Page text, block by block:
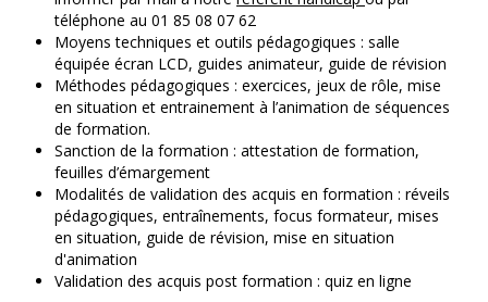
téléphone au 01 85 08 07 62
Moyens techniques et outils pédagogiques : salle
équipée écran LCD, guides animateur, guide de révision
Méthodes pédagogiques : exercices, jeux de rôle, mise
en situation et entrainement à l’animation de séquences
de formation.
Sanction de la formation : attestation de formation,
feuilles d’émargement
Modalités de validation des acquis en formation : réveils
pédagogiques, entraînements, focus formateur, mises
en situation, guide de révision, mise en situation
d'animation
Validation des acquis post formation : quiz en ligne